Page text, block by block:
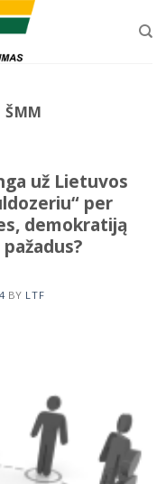
ŠMM
už Lietuvos
per
demokratiją
BY LTF